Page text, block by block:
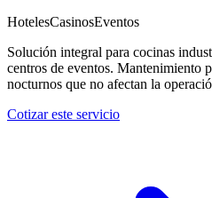
HotelesCasinosEventos
Solución integral para cocinas
centros de eventos. Mantenimiento
nocturnos que no afectan la
Cotizar este servicio